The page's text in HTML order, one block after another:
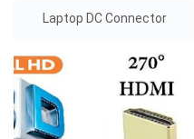
Laptop DC Connector